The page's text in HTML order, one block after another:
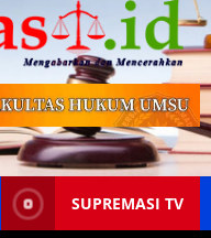
SUPREMASI TV